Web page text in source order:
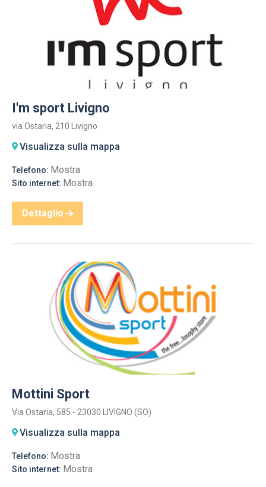
I'm sport Livigno
via Ostaria, 210 Livigno
Visualizza sulla mappa
Telefono: Mostra
Sito internet: Mostra
Dettaglio
Mottini Sport
Via Ostaria, 585 - 23030 LIVIGNO (SO)
Visualizza sulla mappa
Telefono: Mostra
Sito internet: Mostra